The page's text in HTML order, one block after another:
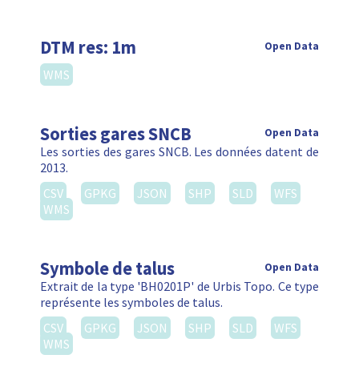
DTM res: 1m Open Data
WMS
Sorties gares SNCB Open Data
Les sorties des gares SNCB. Les données datent de
2013.
CSV
GPKG JSON SHP SLD
WFS
WMS
Symbole de talus Open Data
Extrait de la type 'BH0201P' de Urbis Topo. Ce type
représente les symboles de talus.
CSV
GPKG JSON SHP SLD
WFS
WMS